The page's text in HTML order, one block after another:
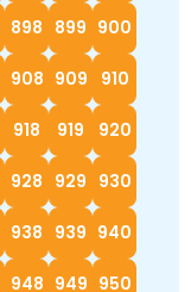
898 899 900
908 909 910
918 919 920
928 929 930
938 939 940
948 949 950